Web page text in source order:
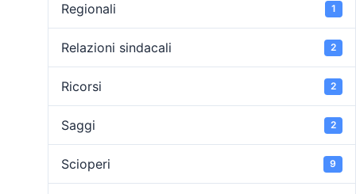
Regionali 1
Relazioni sindacali 2
Ricorsi 2
Saggi 2
Scioperi 9